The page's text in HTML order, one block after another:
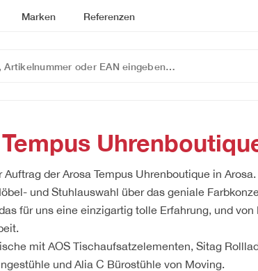
Marken Referenzen
Auftrag der Arosa Tempus Uhrenboutique in Arosa.
und Stuhlauswahl über das geniale
für uns eine einzigartig tolle Erfahrung, und
mit AOS Tischaufsatzelementen, Sitag
und Alia C Bürostühle von Moving.